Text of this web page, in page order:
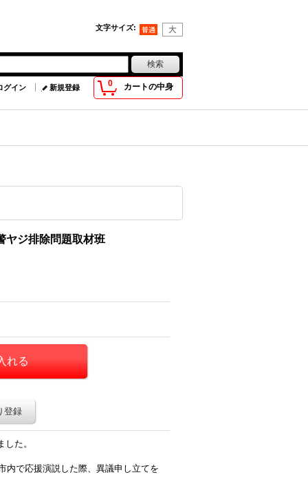
文字サイズ:
0 カートの中身
グイン 新規登録
ヤジ排除問題取材班
登録
た。
内で応援演説した際、異議申し立てを